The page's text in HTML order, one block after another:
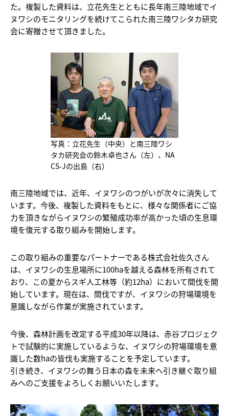
た。複製した資料は、立花先生とともに長年南三陸地域でイ
ヌワシのモニタリングを続けてこられた南三陸ワシタカ研究
会に寄贈させて頂きました。
写真：立花先生（中央）と南三陸ワシ
タカ研究会の鈴木卓也さん（左）、NA
CS-Jの出島（右）
南三陸地域では、近年、イヌワシのつがいが次々に消失して
います。今後、複製した資料をもとに、様々な関係者にご協
力を頂きながらイヌワシの繁殖成功率が高かった頃の生息環
境を復元する取り組みを開始します。
この取り組みの重要なパートナーである株式会社佐久さん
は、イヌワシの生息場所に100haを越える森林を所有されて
おり、この夏からスギ人工林等（約12ha）において間伐を開
始しています。現在は、間伐ですが、イヌワシの狩場環境を
意識しながら作業が実施されています。
今後、森林計画を改定する平成30年以降は、赤谷プロジェク
トで試験的に実施しているような、イヌワシの狩場環境を意
識した数haの皆伐も実施することを予定しています。
引き続き、イヌワシの舞う日本の森を未来へ引き継ぐ取り組
みへのご支援をよろしくお願いいたします。